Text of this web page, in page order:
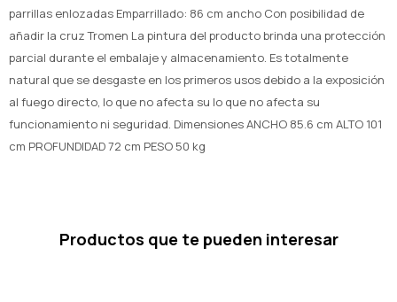
parrillas enlozadas Emparrillado: 86 cm ancho Con posibilidad de
añadir la cruz Tromen La pintura del producto brinda una protección
parcial durante el embalaje y almacenamiento. Es totalmente
natural que se desgaste en los primeros usos debido a la exposición
al fuego directo, lo que no afecta su lo que no afecta su
funcionamiento ni seguridad. Dimensiones ANCHO 85.6 cm ALTO 101
cm PROFUNDIDAD 72 cm PESO 50 kg
Productos que te pueden interesar